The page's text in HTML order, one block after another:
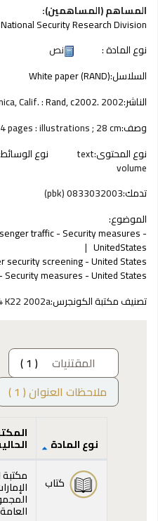
المساهم (المساهمين):
Security Research Division
نوع المادة :
نص
السلاسل:White paper (RAND)
الناشر:
Calif. :Rand, c2002.2002
وصف:pages : illustrations ; 28 cm
نوع المحتوى:text نوع
volume
تدمك:0833032003 (pbk)
الموضوع:
traffic - Security measures -
UnitedStates
security screening - United States
Security measures - United States
تصنيف مكتبة الكونجرس:K22 2002a
المقتنيات
( 1 )
ملاحظات العنوان ( 1 )
المقتنيات
نوع المادة
كتاب مكتبة
العامة